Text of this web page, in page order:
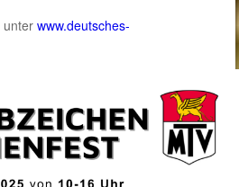
unterwww.deutsches-